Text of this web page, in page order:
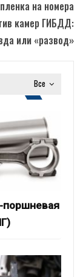
на номера
камер ГИБДД:
или «развод»
Все